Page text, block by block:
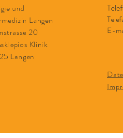
und
Langen
20
Klinik
Langen
E-